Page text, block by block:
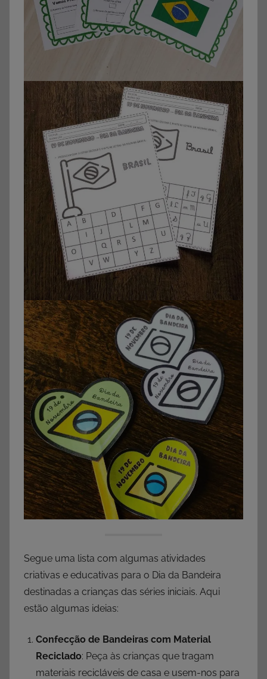
Segue uma lista com algumas atividades
criativas e educativas para o Dia da Bandeira
destinadas a crianças das séries iniciais. Aqui
estão algumas ideias:
Confecção de Bandeiras com Material
Reciclado: Peça às crianças que tragam
materiais recicláveis de casa e usem-nos para